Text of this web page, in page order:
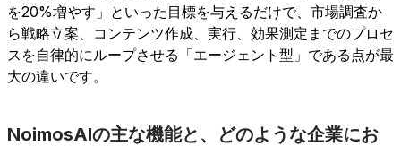
を20%増やす」といった目標を与えるだけで、市場調査か
ら戦略立案、コンテンツ作成、実行、効果測定までのプロセ
スを自律的にループさせる「エージェント型」である点が最
大の違いです。
NoimosAIの主な機能と、どのような企業にお